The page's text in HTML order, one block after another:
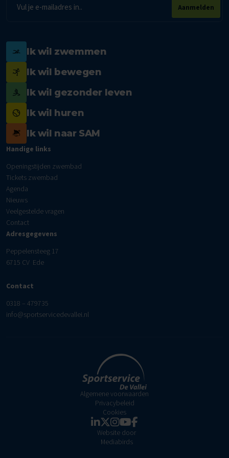
mailadres
Aanmelden
Ik wil zwemmen
Ik wil bewegen
Ik wil gezonder leven
Ik wil huren
Ik wil naar SAM
Handige links
Openingstijden zwembad
Tickets zwembad
Agenda
Nieuws
Veelgestelde vragen
Contact
Adresgegevens
Peppelensteeg 17
6715 CV Ede
Contact
0318 – 479735
info@sportservicedevallei.nl
Algemene voorwaarden
Privacybeleid
Cookies
Website door
Mediabirds